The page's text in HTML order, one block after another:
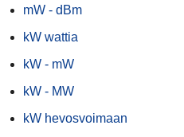
mW - dBm
kW wattia
kW - mW
kW - MW
kW hevosvoimaan